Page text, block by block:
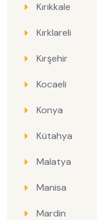
Kırıkkale
Kırklareli
Kırşehir
Kocaeli
Konya
Kütahya
Malatya
Manisa
Mardin